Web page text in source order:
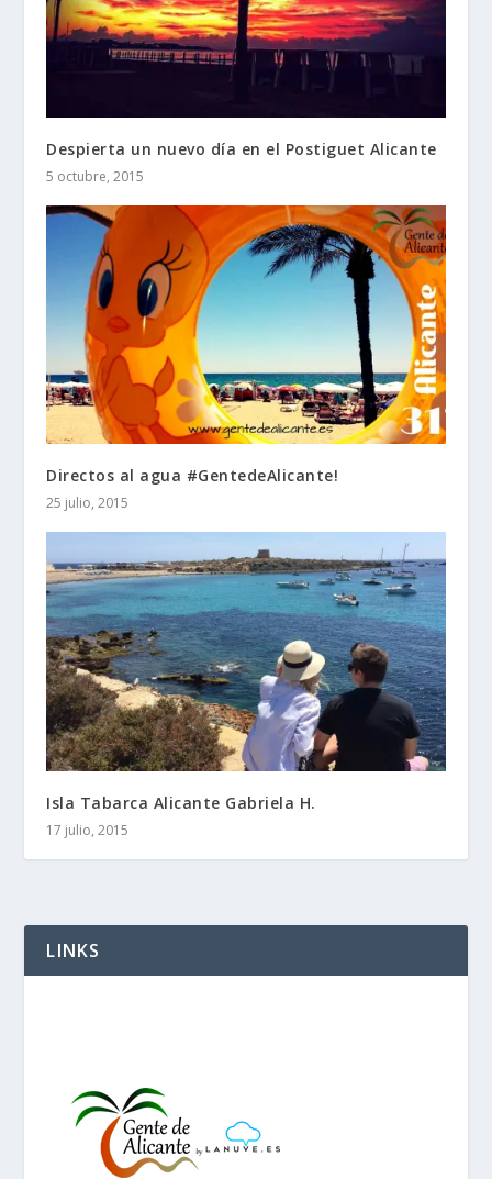
Despierta un nuevo día en el Postiguet Alicante
5 octubre, 2015
Directos al agua #GentedeAlicante!
25 julio, 2015
Isla Tabarca Alicante Gabriela H.
17 julio, 2015
LINKS